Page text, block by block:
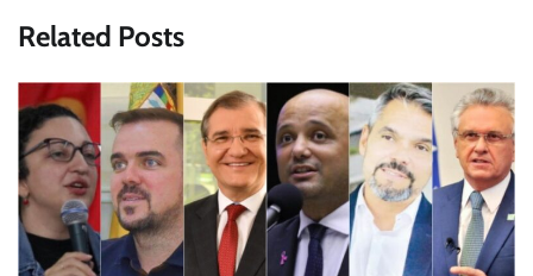
Related Posts